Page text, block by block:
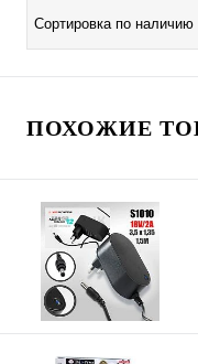
Сортировка по наличию
ПОХОЖИЕ